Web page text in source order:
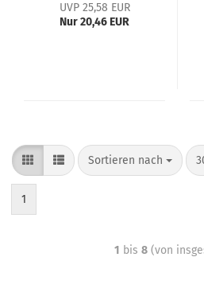
UVP 25,58 EUR
Nur 20,46 EUR
Sortieren nach
1
1 bis 8(von